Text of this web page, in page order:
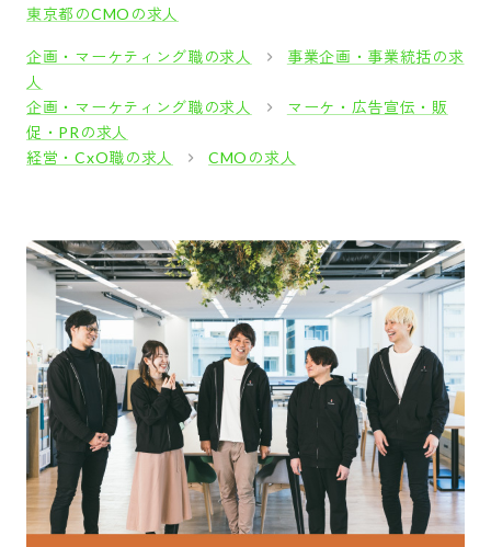
東京都のCMOの求人
企画・マーケティング職の求人
事業企画・事業統括の求
人
企画・マーケティング職の求人
マーケ・広告宣伝・販
促・PRの求人
経営・CxO職の求人
CMOの求人